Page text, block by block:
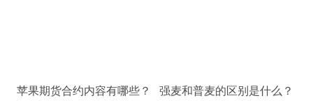
苹果期货合约内容有哪些？ 强麦和普麦的区别是什么？